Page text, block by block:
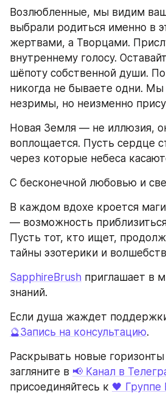
Возлюбленные, мы видим
выбрали родиться именно в
жертвами, а Творцами.
внутреннему голосу.
шёпоту собственной души.
никогда не бываете одни. Мы
незримы, но неизменно
Новая Земля — не иллюзия,
воплощается. Пусть сердце
через которые небеса
С бесконечной любовью и
В каждом вдохе кроется
— возможность
Пусть тот, кто ищет,
тайны эзотерики и
SapphireBrush приглашает в
знаний.
🔮Запись на консультацию.
Раскрывать новые
загляните в 📢 Канал в
присоединяйтесь к 🖤 Группе